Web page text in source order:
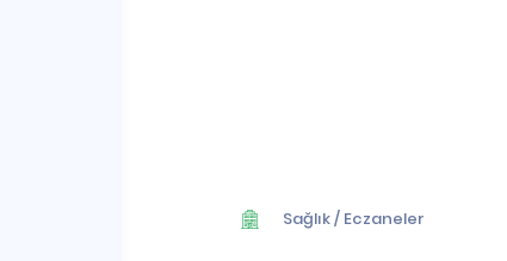
Sağlık/ Eczaneler